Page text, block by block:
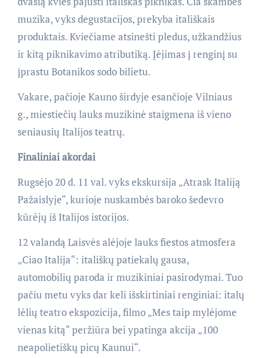
muzika, vyks degustacijos, prekyba itališkais
produktais. Kviečiame atsinešti pledus, užkandžius
ir kitą piknikavimo atributiką. Įėjimas į renginį su
įprastu Botanikos sodo bilietu.
Vakare, pačioje Kauno širdyje esančioje Vilniaus
g., miestiečių lauks muzikinė staigmena iš vieno
seniausių Italijos teatrų.
Finaliniai akordai
Rugsėjo 20 d. 11 val. vyks ekskursija „Atrask Italiją
Pažaislyje“, kurioje nuskambės baroko šedevro
kūrėjų iš Italijos istorijos.
12 valandą Laisvės alėjoje lauks fiestos atmosfera
„Ciao Italija“: itališkų patiekalų gausa,
automobilių paroda ir muzikiniai pasirodymai. Tuo
pačiu metu vyks dar keli išskirtiniai renginiai: italų
lėlių teatro ekspozicija, filmo „Mes taip mylėjome
vienas kitą“ peržiūra bei ypatinga akcija „100
neapolietiškų picų Kaunui“.